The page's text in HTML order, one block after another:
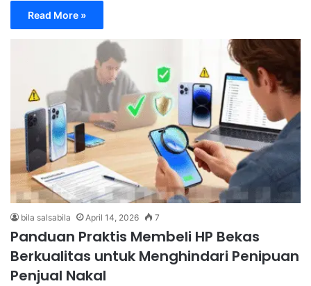
Read More »
bila salsabila April 14, 2026 7
Panduan Praktis Membeli HP Bekas
Berkualitas untuk Menghindari Penipuan
Penjual Nakal